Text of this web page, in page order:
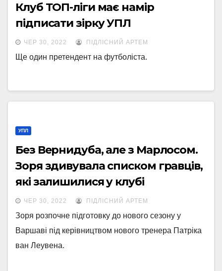
Клуб ТОП-ліги має намір
підписати зірку УПЛ
ЧЕР 30, 2022 ПІДЛІСНИЙ АРТЕМ
Ще один претендент на футболіста.
УПЛ
Без Вернидуба, але з Марлосом.
Зоря здивувала списком гравців,
які залишилися у клубі
ЧЕР 30, 2022 ПІДЛІСНИЙ АРТЕМ
Зоря розпочне підготовку до нового сезону у
Варшаві під керівництвом нового тренера Патріка
ван Леувена.